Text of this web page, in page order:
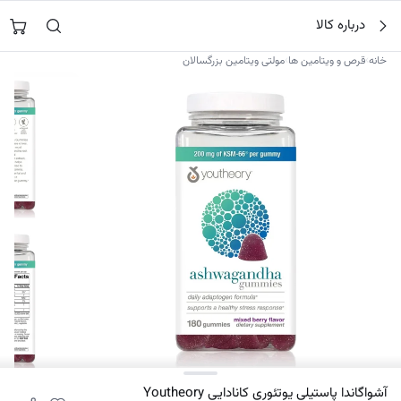
محتوا
جستجو در
درباره کالا
خانه›قرص و ویتامین ها›مولتی ویتامین بزرگسالان
آشواگاندا پاستیلی یوتئوری کانادایی Youtheory